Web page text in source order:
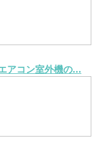
アコン室外機の...